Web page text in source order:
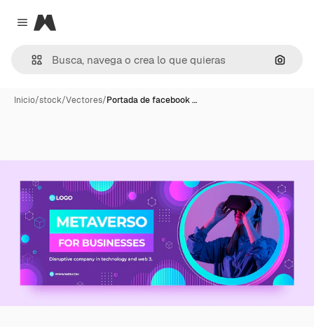
Close menu
Magnific
Inicio/stock/Vectores/Portada de facebook …